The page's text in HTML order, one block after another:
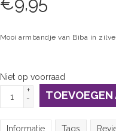
Mooi armbandje van Biba in
Niet op voorraad
+
-
Informatie Tags